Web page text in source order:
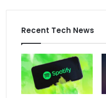
Recent Tech News